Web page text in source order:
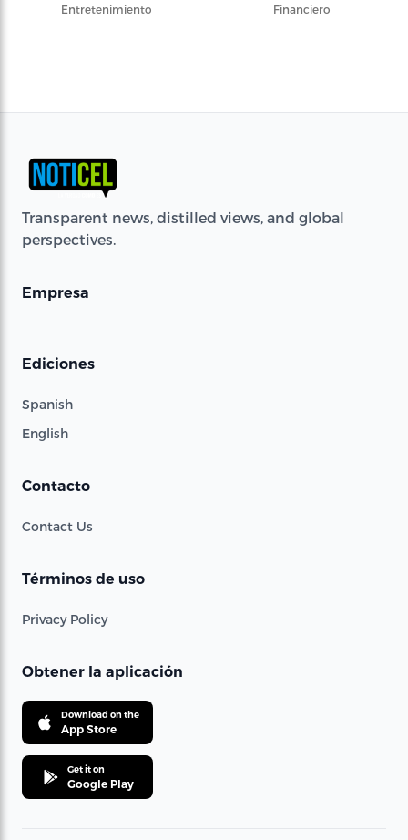
Entretenimiento
Financiero
Transparent news, distilled views, and global
perspectives.
Empresa
Ediciones
Spanish
English
Contacto
Contact Us
Términos de uso
Privacy Policy
Obtener la aplicación
Download on the
App Store
Get it on
Google Play